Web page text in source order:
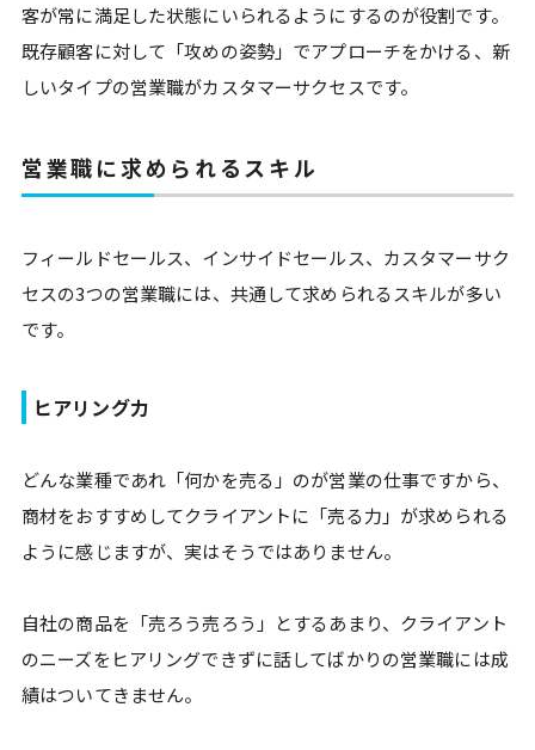
客が常に満足した状態にいられるようにするのが役割です。
既存顧客に対して「攻めの姿勢」でアプローチをかける、新
しいタイプの営業職がカスタマーサクセスです。
営業職に求められるスキル
フィールドセールス、インサイドセールス、カスタマーサク
セスの3つの営業職には、共通して求められるスキルが多い
です。
ヒアリング力
どんな業種であれ「何かを売る」のが営業の仕事ですから、
商材をおすすめしてクライアントに「売る力」が求められる
ように感じますが、実はそうではありません。
自社の商品を「売ろう売ろう」とするあまり、クライアント
のニーズをヒアリングできずに話してばかりの営業職には成
績はついてきません。